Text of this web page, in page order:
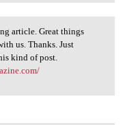
article. Great things
us. Thanks. Just
kind of post.